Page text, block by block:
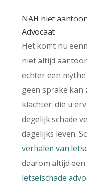
NAH niet
Advocaat
Het komt nu
niet altijd
echter een
geen sprake kan
klachten die u
degelijk schade
dagelijks leven.
verhalen van
daarom altijd
letselschade